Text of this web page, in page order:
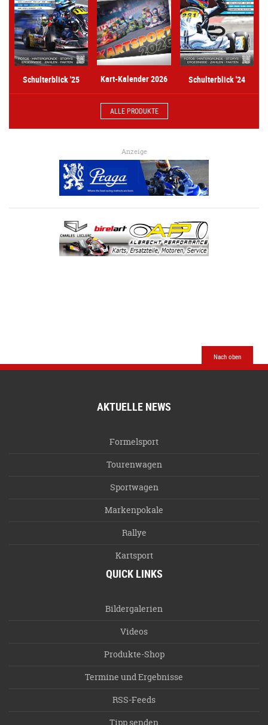
Schulterblick '25 Kart-Kalender 2026 Schulterblick '24
ALLE PRODUKTE
Anzeige
Nach oben
AKTUELLE NEWS
Formelsport
Tourenwagen
Sportwagen
Markenpokale
Rallye
Kartsport
QUICK LINKS
Bildergalerien
Videos
Produkte-Shop
Termine und Ergebnisse
RSS-Feeds
Tipp senden